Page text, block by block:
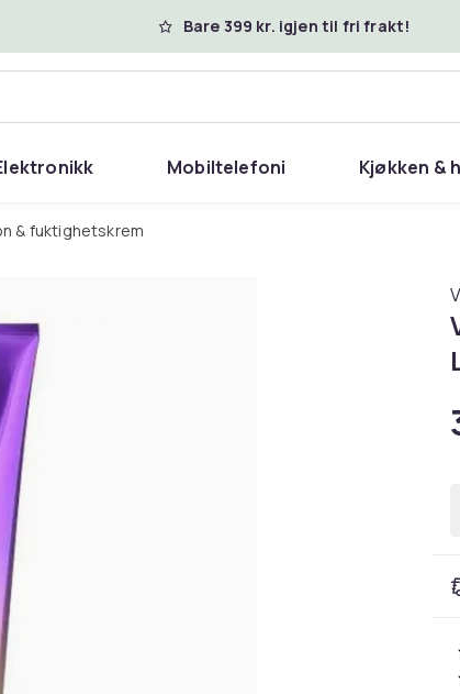
Bare 399 kr. igjen til fri frakt!
Mobiltelefoni Kjøkken &
& fuktighetskrem